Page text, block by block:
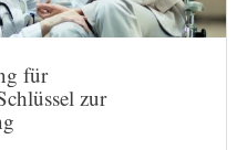
für
zur